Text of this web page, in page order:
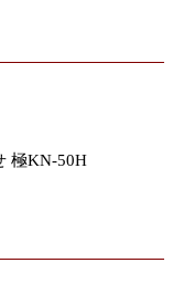
極KN-50H